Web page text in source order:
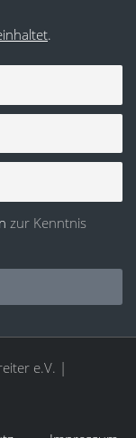
.
zur Kenntnis
e.V. |